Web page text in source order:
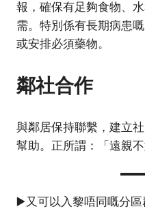
報，確保有足夠食物、
需。特別係有長期病患
或安排必須藥物。
鄰社合作
與鄰居保持聯繫，建立
幫助。正所謂：「遠親不
▶️又可以入黎唔同嘅分區